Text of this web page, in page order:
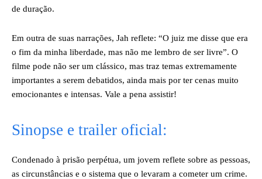
de duração.
Em outra de suas narrações, Jah reflete: “O juiz me disse que era
o fim da minha liberdade, mas não me lembro de ser livre”. O
filme pode não ser um clássico, mas traz temas extremamente
importantes a serem debatidos, ainda mais por ter cenas muito
emocionantes e intensas. Vale a pena assistir!
Sinopse e trailer oficial:
Condenado à prisão perpétua, um jovem reflete sobre as pessoas,
as circunstâncias e o sistema que o levaram a cometer um crime.